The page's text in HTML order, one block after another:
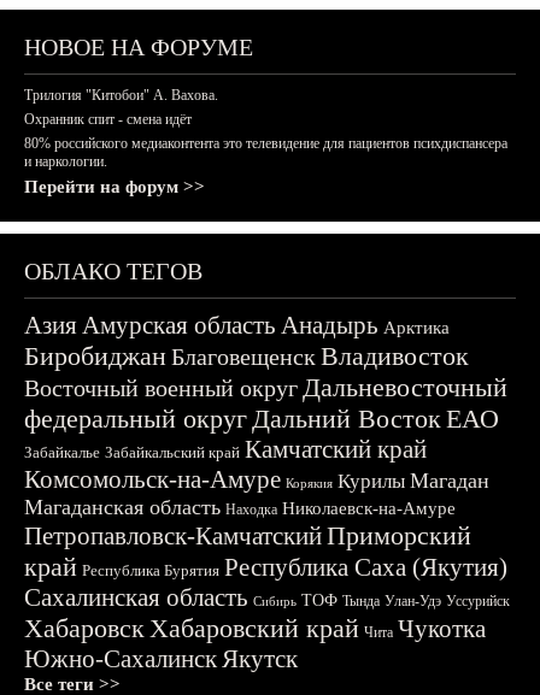
НОВОЕ НА ФОРУМЕ
Трилогия "Китобои" А. Вахова.
Охранник спит - смена идёт
80% российского медиаконтента это телевидение для пациентов психдиспансера
и наркологии.
Перейти на форум >>
ОБЛАКО ТЕГОВ
АзияАмурская область Анадырь Арктика
БиробиджанБлаговещенскВладивосток
Восточный военный округДальневосточный
федеральный округДальний ВостокЕАО
Забайкалье Забайкальский край Камчатский край
Комсомольск-на-Амуре Корякия Курилы Магадан
Магаданская область Находка Николаевск-на-Амуре
Петропавловск-КамчатскийПриморский
край Республика Бурятия Республика Саха (Якутия)
Сахалинская область Сибирь ТОФ Тында Улан-Удэ Уссурийск
ХабаровскХабаровский край Чита Чукотка
Южно-СахалинскЯкутск
Все теги >>